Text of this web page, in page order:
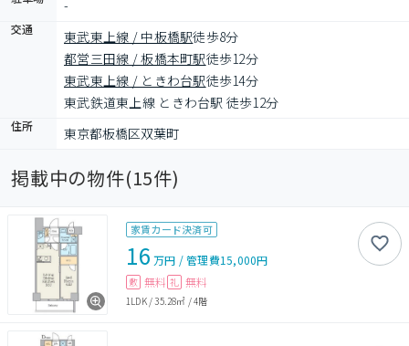
-
交通 東武東上線 / 中板橋駅徒歩8分
都営三田線 / 板橋本町駅徒歩12分
東武東上線 / ときわ台駅徒歩14分
東武鉄道東上線 ときわ台駅 徒歩12分
住所 東京都板橋区双葉町
掲載中の物件(15件)
家賃カード決済可
16 万円 /管理費15,000円
敷 無料 礼 無料
1LDK/35.28㎡ /4階